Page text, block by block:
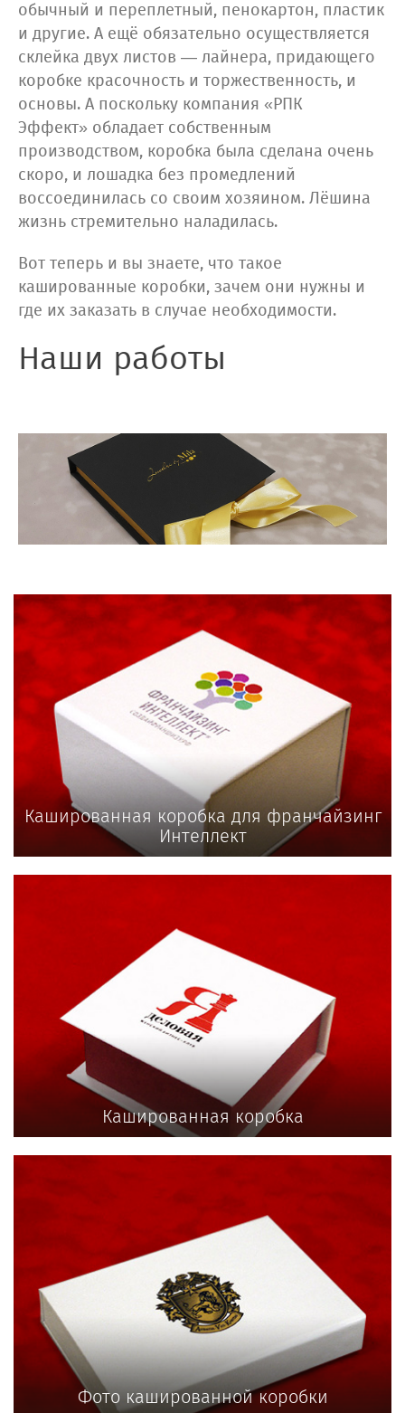
обычный и переплетный, пенокартон, пластик
и другие. А ещё обязательно осуществляется
склейка двух листов — лайнера, придающего
коробке красочность и торжественность, и
основы. А поскольку компания «РПК
Эффект» обладает собственным
производством, коробка была сделана очень
скоро, и лошадка без промедлений
воссоединилась со своим хозяином. Лёшина
жизнь стремительно наладилась.
Вот теперь и вы знаете, что такое
кашированные коробки, зачем они нужны и
где их заказать в случае необходимости.
Наши работы
Кашированная коробка для франчайзинг
Интеллект
Кашированная коробка
Фото кашированной коробки